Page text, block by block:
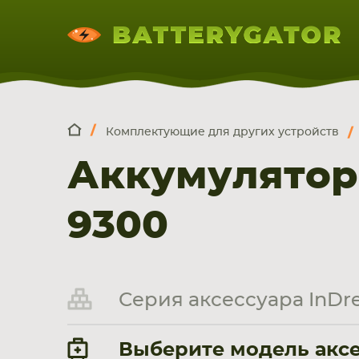
НОУТБУКА
ПЛАНШЕТА
СМАРТФОНА
Комплектующие для других устройств
9300
Серия аксессуара
Выберите модель